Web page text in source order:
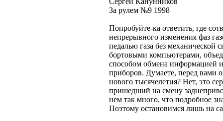
За рулем №9 1998
Попробуйте-ка ответить, где
непрерывного изменения фаз
педалью газа без механической
бортовыми компьютерами,
способом обмена информацией
приборов. Думаете, перед вами
нового тысячелетия? Нет, это
пришедший на смену
нем так много, что подробное
Поэтому остановимся лишь на